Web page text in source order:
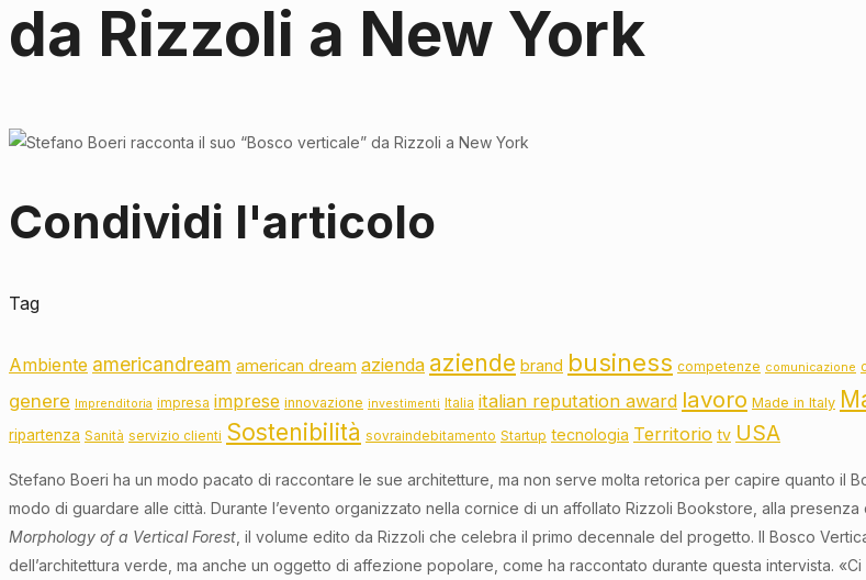
da Rizzoli a New York
Condividi l'articolo
Tag
Ambiente americandream american dream azienda aziende brand business competenze comunicazione
genere Imprenditoria impresa imprese innovazione investimenti Italia italian reputation award lavoro Made in Italy
ripartenza Sanità servizio clienti Sostenibilità sovraindebitamento Startup tecnologia Territorio tv USA
Stefano Boeri ha un modo pacato di raccontare le sue architetture, ma non serve molta retorica per capire quanto il
modo di guardare alle città. Durante l’evento organizzato nella cornice di un affollato Rizzoli Bookstore, alla
Morphology of a Vertical Forest , il volume edito da Rizzoli che celebra il primo decennale del progetto. Il Bosco
dell’architettura verde, ma anche un oggetto di affezione popolare, come ha raccontato durante questa intervista.